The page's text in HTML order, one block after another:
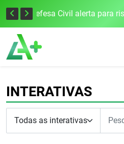
Defesa Civil alerta para risco de tornado e tempestades severas no RS entre esta quinta e sexta-feira
INTERATIVAS